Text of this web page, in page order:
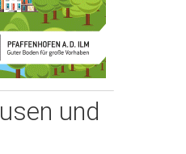
und